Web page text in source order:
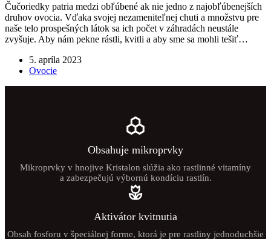
Čučoriedky patria medzi obľúbené ak nie jedno z najobľúbenejších
druhov ovocia. Vďaka svojej nezameniteľnej chuti a množstvu pre
naše telo prospešných látok sa ich počet v záhradách neustále
zvyšuje. Aby nám pekne rástli, kvitli a aby sme sa mohli tešiť…
5. apríla 2023
Ovocie
Obsahuje mikroprvky
Mikroprvky v hnojive Kristalon slúžia ako rastlinné vitamíny
a zabezpečujú výbornú kondíciu rastlín.
Aktivátor kvitnutia
Obsah fosforu v špeciálnej forme, ktorá je pre rastliny jednoduchšie